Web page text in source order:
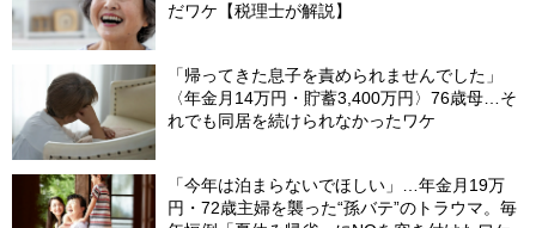
だワケ【税理士が解説】
「帰ってきた息子を責められませんでした」
〈年金月14万円・貯蓄3,400万円〉76歳母…そ
れでも同居を続けられなかったワケ
「今年は泊まらないでほしい」…年金月19万
円・72歳主婦を襲った“孫バテ”のトラウマ。毎